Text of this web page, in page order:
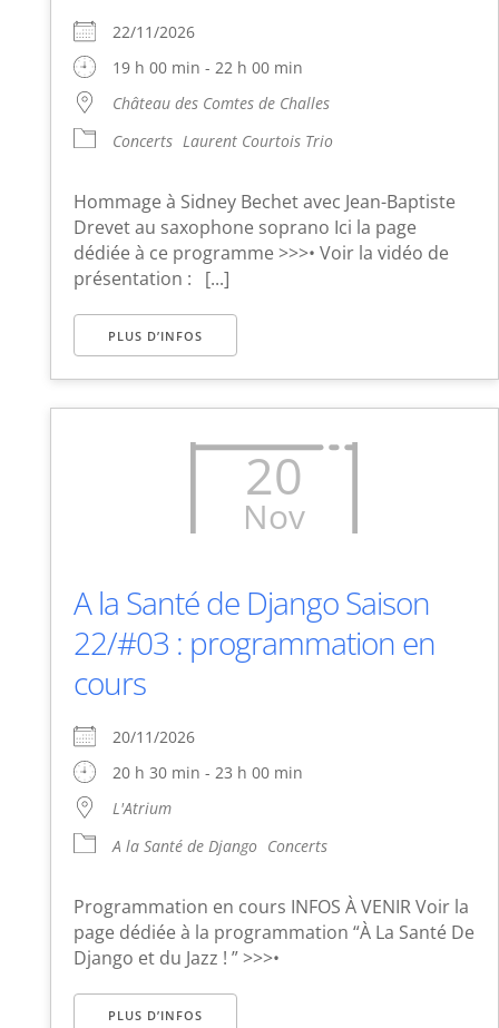
22/11/2026
19 h 00 min - 22 h 00 min
Château des Comtes de Challes
Concerts Laurent Courtois Trio
Hommage à Sidney Bechet avec Jean-Baptiste
Drevet au saxophone soprano Ici la page
dédiée à ce programme >>>• Voir la vidéo de
présentation : [...]
PLUS D’INFOS
20
Nov
A la Santé de Django Saison
22/#03 : programmation en
cours
20/11/2026
20 h 30 min - 23 h 00 min
L'Atrium
A la Santé de Django Concerts
Programmation en cours INFOS À VENIR Voir la
page dédiée à la programmation “À La Santé De
Django et du Jazz ! ” >>>•
PLUS D’INFOS